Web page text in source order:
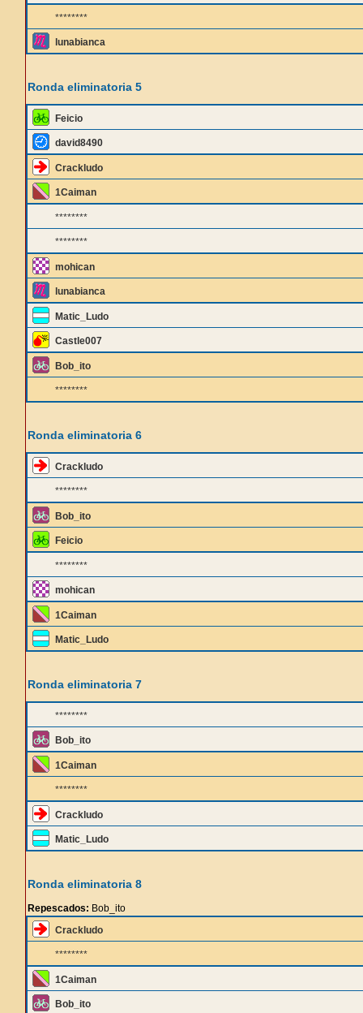
********
lunabianca
Ronda eliminatoria 5
Feicio
david8490
Crackludo
1Caiman
********
********
mohican
lunabianca
Matic_Ludo
Castle007
Bob_ito
********
Ronda eliminatoria 6
Crackludo
********
Bob_ito
Feicio
********
mohican
1Caiman
Matic_Ludo
Ronda eliminatoria 7
********
Bob_ito
1Caiman
********
Crackludo
Matic_Ludo
Ronda eliminatoria 8
Repescados: Bob_ito
Crackludo
********
1Caiman
Bob_ito